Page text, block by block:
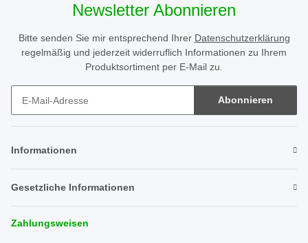
Newsletter Abonnieren
Bitte senden Sie mir entsprechend Ihrer Datenschutzerklärung
regelmäßig und jederzeit widerruflich Informationen zu Ihrem
Produktsortiment per E-Mail zu.
Abonnieren
Informationen
Gesetzliche Informationen
Zahlungsweisen